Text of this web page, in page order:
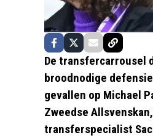
De transfercarrousel
broodnodige
gevallen op Michael
Zweedse
transferspecialist